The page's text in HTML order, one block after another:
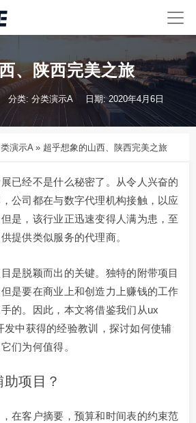
、陕西完美之旅
分类: 分类演示A 日期: 2020年4月6日
演示A » 超乎想象的山西、陕西完美之旅
已经不是什么秘密了。从令人兴奋的
公司都在与数字代理机构接触，以应
是，该行业正迅速变得人满为患，至
提供类似服务的代理商。
是脱颖而出的关键。独特的附带项目
是要在商业上和创造力上赚钱的工作
的。因此，本文将借鉴我们从ux
发中获得的经验教训，探讨如何使辅
们为何值得。
项目？
在客户摘要，预算和时间表的约束范